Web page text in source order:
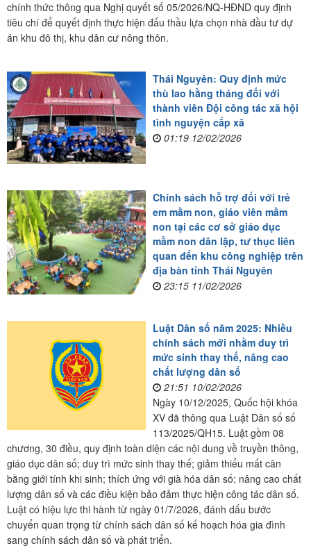
chính thức thông qua Nghị quyết số 05/2026/NQ-HĐND quy định
tiêu chí để quyết định thực hiện đấu thầu lựa chọn nhà đầu tư dự
án khu đô thị, khu dân cư nông thôn.
Thái Nguyên: Quy định mức
thù lao hằng tháng đối với
thành viên Đội công tác xã hội
tình nguyện cấp xã
01:19 12/02/2026
Chính sách hỗ trợ đối với trẻ
em mầm non, giáo viên mầm
non tại các cơ sở giáo dục
mầm non dân lập, tư thục liên
quan đến khu công nghiệp trên
địa bàn tỉnh Thái Nguyên
23:15 11/02/2026
Luật Dân số năm 2025: Nhiều
chính sách mới nhằm duy trì
mức sinh thay thế, nâng cao
chất lượng dân số
21:51 10/02/2026
Ngày 10/12/2025, Quốc hội khóa
XV đã thông qua Luật Dân số số
113/2025/QH15. Luật gồm 08
chương, 30 điều, quy định toàn diện các nội dung về truyền thông,
giáo dục dân số; duy trì mức sinh thay thế; giảm thiểu mất cân
bằng giới tính khi sinh; thích ứng với già hóa dân số; nâng cao chất
lượng dân số và các điều kiện bảo đảm thực hiện công tác dân số.
Luật có hiệu lực thi hành từ ngày 01/7/2026, đánh dấu bước
chuyển quan trọng từ chính sách dân số kế hoạch hóa gia đình
sang chính sách dân số và phát triển.